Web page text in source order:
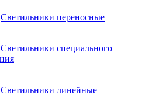
Светильники переносные
Светильники специального
Светильники линейные